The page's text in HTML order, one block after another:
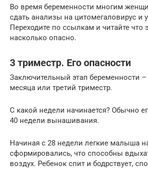
Во время беременности многим
сдать анализы на цитомегаловирус и
Переходите по ссылкам и читайте что
насколько опасно.
3 триместр. Его опасности
Заключительный этап беременности
месяца или третий триместр.
С какой недели начинается? Обычно
40 недели вынашивания.
Начиная с 28 недели легкие малыша
сформировались, что способны
воздух. Ребенок спит и бодрствует,